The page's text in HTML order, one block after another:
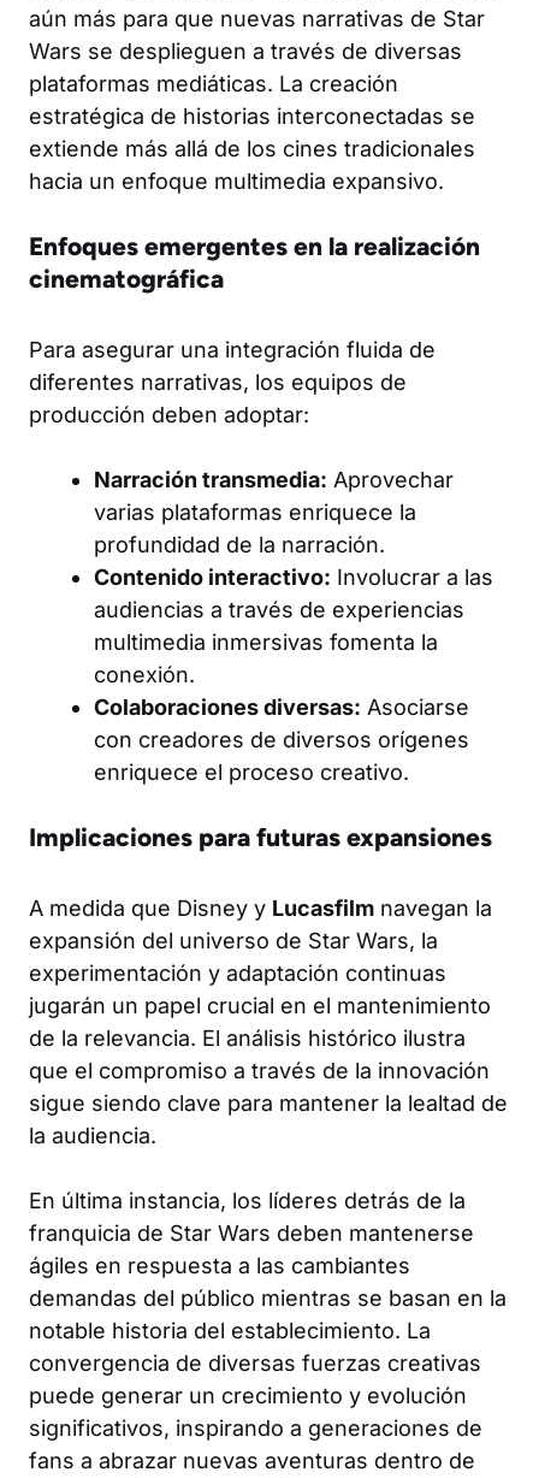
aún más para que nuevas narrativas de Star
Wars se desplieguen a través de diversas
plataformas mediáticas. La creación
estratégica de historias interconectadas se
extiende más allá de los cines tradicionales
hacia un enfoque multimedia expansivo.
Enfoques emergentes en la realización
cinematográfica
Para asegurar una integración fluida de
diferentes narrativas, los equipos de
producción deben adoptar:
Narración transmedia: Aprovechar
varias plataformas enriquece la
profundidad de la narración.
Contenido interactivo: Involucrar a las
audiencias a través de experiencias
multimedia inmersivas fomenta la
conexión.
Colaboraciones diversas: Asociarse
con creadores de diversos orígenes
enriquece el proceso creativo.
Implicaciones para futuras expansiones
A medida que Disney y Lucasfilm navegan la
expansión del universo de Star Wars, la
experimentación y adaptación continuas
jugarán un papel crucial en el mantenimiento
de la relevancia. El análisis histórico ilustra
que el compromiso a través de la innovación
sigue siendo clave para mantener la lealtad de
la audiencia.
En última instancia, los líderes detrás de la
franquicia de Star Wars deben mantenerse
ágiles en respuesta a las cambiantes
demandas del público mientras se basan en la
notable historia del establecimiento. La
convergencia de diversas fuerzas creativas
puede generar un crecimiento y evolución
significativos, inspirando a generaciones de
fans a abrazar nuevas aventuras dentro de